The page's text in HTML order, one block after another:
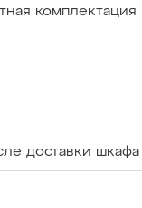
комплектация
доставки шкафа